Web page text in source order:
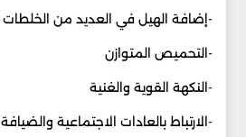
-إضافة الهيل في العديد من الخلطات
-التحميص المتوازن
-النكهة القوية والغنية
-الارتباط بالعادات الاجتماعية والضيافة